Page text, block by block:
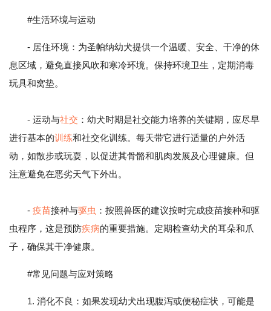
#生活环境与运动
- 居住环境：为圣帕纳幼犬提供一个温暖、安全、干净的休
息区域，避免直接风吹和寒冷环境。保持环境卫生，定期消毒
玩具和窝垫。
- 运动与社交 ：幼犬时期是社交能力培养的关键期，应尽早
进行基本的训练和社交化训练。每天带它进行适量的户外活
动，如散步或玩耍，以促进其骨骼和肌肉发展及心理健康。但
注意避免在恶劣天气下外出。
- 疫苗接种与驱虫 ：按照兽医的建议按时完成疫苗接种和驱
虫程序，这是预防疾病的重要措施。定期检查幼犬的耳朵和爪
子，确保其干净健康。
#常见问题与应对策略
1. 消化不良：如果发现幼犬出现腹泻或便秘症状，可能是